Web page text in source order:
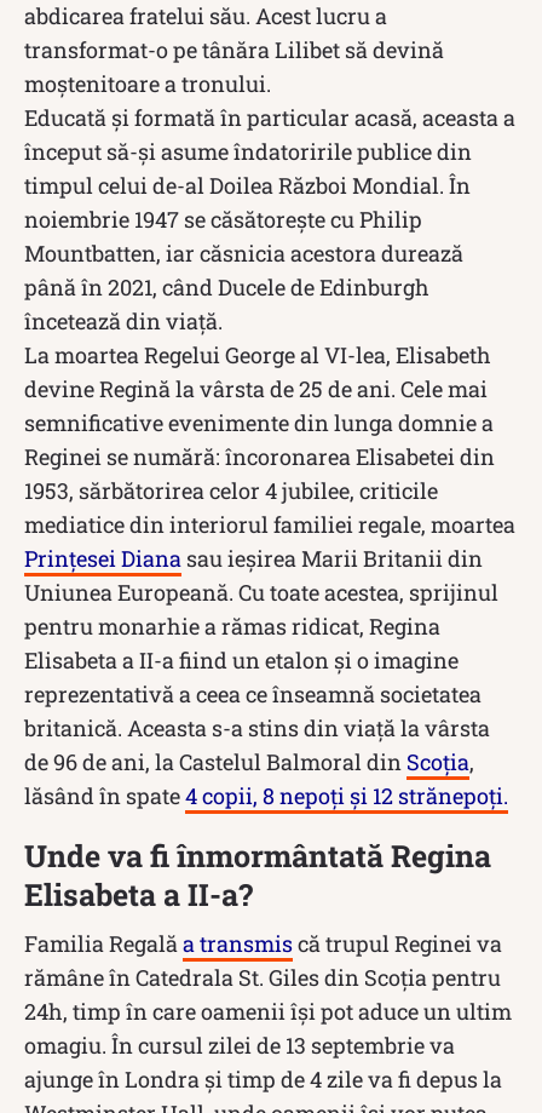
abdicarea fratelui său. Acest lucru a
transformat-o pe tânăra Lilibet să devină
moștenitoare a tronului.
Educată și formată în particular acasă, aceasta a
început să-și asume îndatoririle publice din
timpul celui de-al Doilea Război Mondial. În
noiembrie 1947 se căsătorește cu Philip
Mountbatten, iar căsnicia acestora durează
până în 2021, când Ducele de Edinburgh
încetează din viață.
La moartea Regelui George al VI-lea, Elisabeth
devine Regină la vârsta de 25 de ani. Cele mai
semnificative evenimente din lunga domnie a
Reginei se numără: încoronarea Elisabetei din
1953, sărbătorirea celor 4 jubilee, criticile
mediatice din interiorul familiei regale, moartea
Prințesei Diana sau ieșirea Marii Britanii din
Uniunea Europeană. Cu toate acestea, sprijinul
pentru monarhie a rămas ridicat, Regina
Elisabeta a II-a fiind un etalon și o imagine
reprezentativă a ceea ce înseamnă societatea
britanică. Aceasta s-a stins din viață la vârsta
de 96 de ani, la Castelul Balmoral din Scoția,
lăsând în spate4 copii, 8 nepoți și 12 strănepoți.
Unde va fi înmormântată Regina
Elisabeta a II-a?
Familia Regalăa transmiscă trupul Reginei va
rămâne în Catedrala St. Giles din Scoția pentru
24h, timp în care oamenii își pot aduce un ultim
omagiu. În cursul zilei de 13 septembrie va
ajunge în Londra și timp de 4 zile va fi depus la